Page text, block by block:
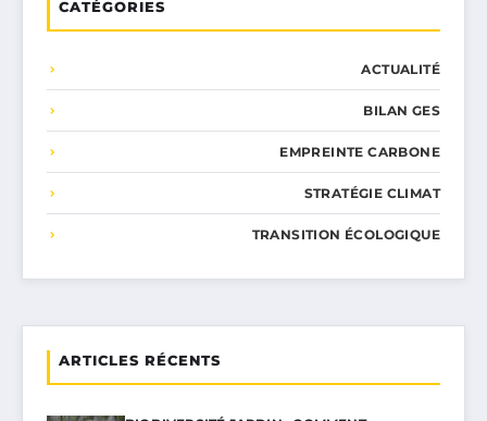
CATÉGORIES
ACTUALITÉ
BILAN GES
EMPREINTE CARBONE
STRATÉGIE CLIMAT
TRANSITION ÉCOLOGIQUE
ARTICLES RÉCENTS